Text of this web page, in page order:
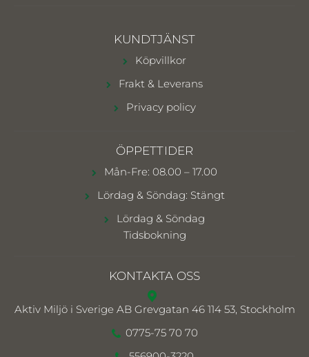
KUNDTJÄNST
Köpvillkor
Frakt & Leverans
Privacy policy
ÖPPETTIDER
Mån-Fre: 08.00 – 17.00
Lördag & Söndag: Stängt
Lördag & Söndag
Tidsbokning
KONTAKTA OSS
Aktiv Miljö i Sverige AB Grevgatan 46 114 53, Stockholm
0775-75 70 70